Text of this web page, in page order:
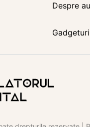
Despre